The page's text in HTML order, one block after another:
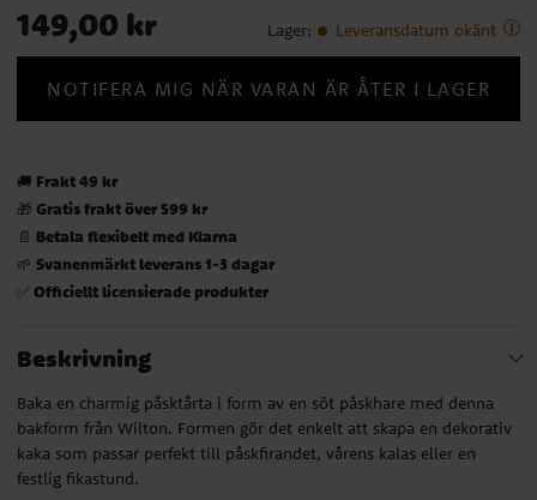
Pris :149,00 kr
149,00 kr Lager: Leveransdatum okänt
NOTIFERA MIG NÄR VARAN ÄR ÅTER I LAGER
🚚 Frakt 49 kr
🎁 Gratis frakt över 599 kr
📄 Betala flexibelt med Klarna
🌱 Svanenmärkt leverans 1-3 dagar
✅ Officiellt licensierade produkter
Beskrivning
Baka en charmig påsktårta i form av en söt påskhare med denna
bakform från Wilton. Formen gör det enkelt att skapa en dekorativ
kaka som passar perfekt till påskfirandet, vårens kalas eller en
festlig fikastund.